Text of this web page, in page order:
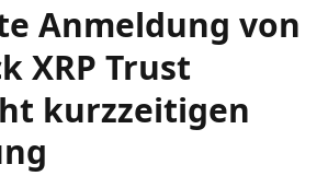
Anmeldung von
XRP Trust
kurzzeitigen